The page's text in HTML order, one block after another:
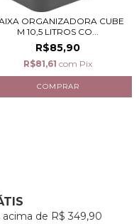
ORGANIZADORA CUBE
M 10,5 LITROS CO...
R$85,90
R$81,61 com Pix
de R$ 349,90